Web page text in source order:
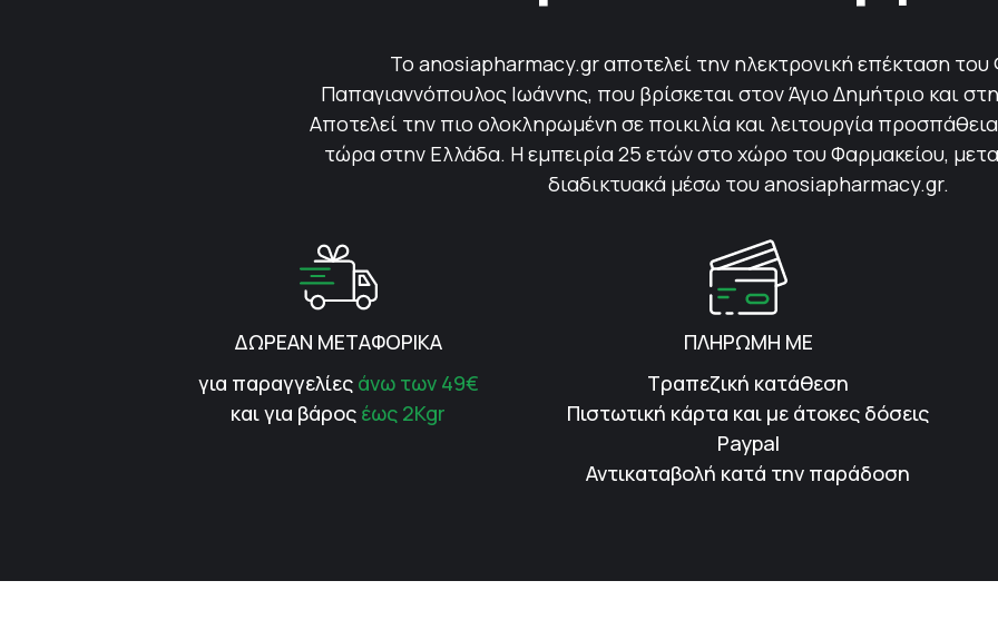
Το anosiapharmacy.gr αποτελεί την ηλεκτρονική επέκταση του
Παπαγιαννόπουλος Ιωάννης, που βρίσκεται στον Άγιο Δημήτριο και
Αποτελεί την πιο ολοκληρωμένη σε ποικιλία και λειτουργία προσπάθεια
τώρα στην Ελλάδα. Η εμπειρία 25 ετών στο χώρο του Φαρμακείου,
διαδικτυακά μέσω του anosiapharmacy.gr.
ΔΩΡΕΑΝ ΜΕΤΑΦΟΡΙΚΑ
για παραγγελίες άνω των 49€
και για βάρος έως 2Kgr
ΠΛΗΡΩΜΗ ΜΕ
Τραπεζική κατάθεση
Πιστωτική κάρτα και με άτοκες δόσεις
Paypal
Αντικαταβολή κατά την παράδοση